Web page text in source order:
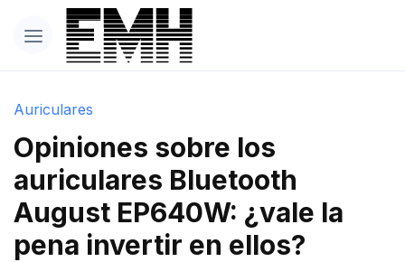
Auriculares
Opiniones sobre los
auriculares Bluetooth
August EP640W: ¿vale la
pena invertir en ellos?